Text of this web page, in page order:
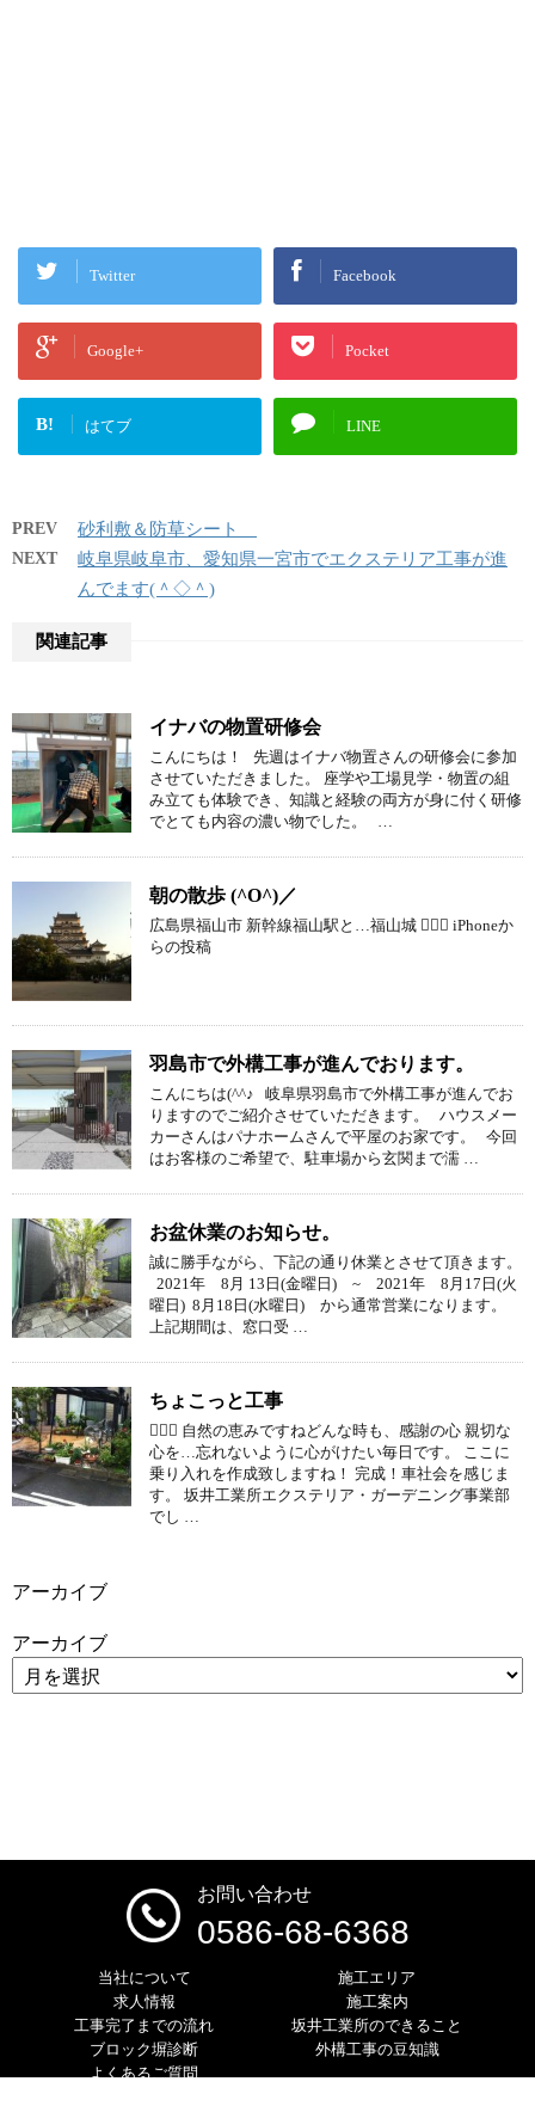
Twitter Facebook
Google+ Pocket
B! はてブ LINE
PREV 砂利敷＆防草シート
NEXT
岐阜県岐阜市、愛知県一宮市でエクステリア工事が進
んでます(＾◇＾)
関連記事
イナバの物置研修会
こんにちは！ 先週はイナバ物置さんの研修会に参加
させていただきました。 座学や工場見学・物置の組
み立ても体験でき、知識と経験の両方が身に付く研修
でとても内容の濃い物でした。 …
朝の散歩 (^O^)／
広島県福山市 新幹線福山駅と…福山城  iPhoneか
らの投稿
羽島市で外構工事が進んでおります。
こんにちは(^^♪ 岐阜県羽島市で外構工事が進んでお
りますのでご紹介させていただきます。 ハウスメー
カーさんはパナホームさんで平屋のお家です。 今回
はお客様のご希望で、駐車場から玄関まで濡 …
お盆休業のお知らせ。
誠に勝手ながら、下記の通り休業とさせて頂きます。
2021年 8月 13日(金曜日) ~ 2021年 8月17日(火
曜日) 8月18日(水曜日) から通常営業になります。
上記期間は、窓口受 …
ちょこっと工事
 自然の恵みですねどんな時も、感謝の心 親切な
心を…忘れないように心がけたい毎日です。 ここに
乗り入れを作成致しますね！ 完成！車社会を感じま
す。 坂井工業所エクステリア・ガーデニング事業部
でし …
アーカイブ
アーカイブ
お問い合わせ
0586-68-6368
当社について
施工エリア
求人情報
施工案内
工事完了までの流れ
坂井工業所のできること
ブロック塀診断
外構工事の豆知識
よくあるご質問